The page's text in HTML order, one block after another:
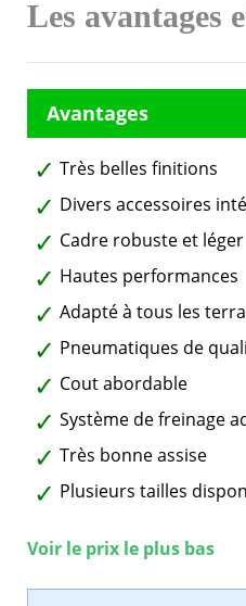
Les avantages
Très belles finitions
Divers accessoires
Cadre robuste et léger
Hautes performances
Adapté à tous les
Pneumatiques de
Cout abordable
Système de freinage
Très bonne assise
Plusieurs tailles
Voir le prix le plus bas